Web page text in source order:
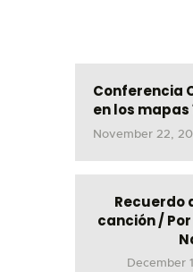
Conferencia
en los mapas
November 22,
Recuerdo
canción /
December